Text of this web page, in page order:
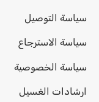
سياسة التوصيل
سياسة الاسترجاع
سياسة الخصوصية
ارشادات الغسيل